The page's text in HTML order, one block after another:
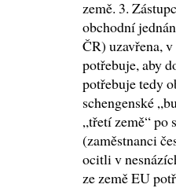
země. 3.
obchodní
ČR) uzavřena,
potřebuje, aby
potřebuje tedy
schengenské
„třetí země“ po
(zaměstnanci
ocitli v
ze země EU